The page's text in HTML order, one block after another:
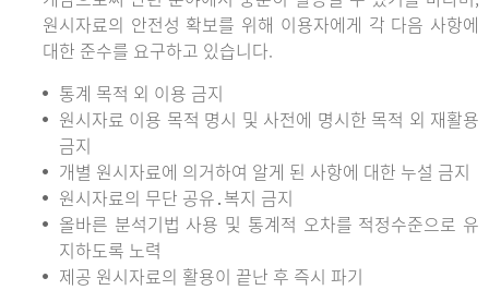
원시자료의 안전성 확보를 위해 이용자에게 각 다음 사항에
대한 준수를 요구하고 있습니다.
통계 목적 외 이용 금지
원시자료 이용 목적 명시 및 사전에 명시한 목적 외 재활용
금지
개별 원시자료에 의거하여 알게 된 사항에 대한 누설 금지
원시자료의 무단 공유․복지 금지
올바른 분석기법 사용 및 통계적 오차를 적정수준으로 유
지하도록 노력
제공 원시자료의 활용이 끝난 후 즉시 파기